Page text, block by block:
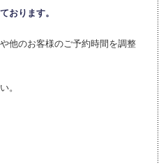
おります。
他のお客様のご予約時間を調整
。